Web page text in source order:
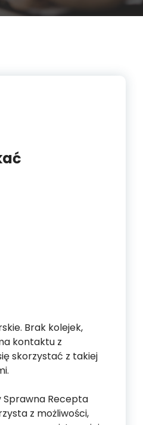
Brak kolejek,
kontaktu z
skorzystać z takiej
Sprawna Recepta
z możliwości,